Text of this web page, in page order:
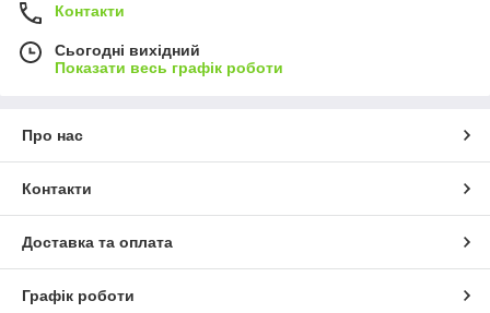
Контакти
Сьогодні вихідний
Показати весь графік роботи
Про нас
Контакти
Доставка та оплата
Графік роботи